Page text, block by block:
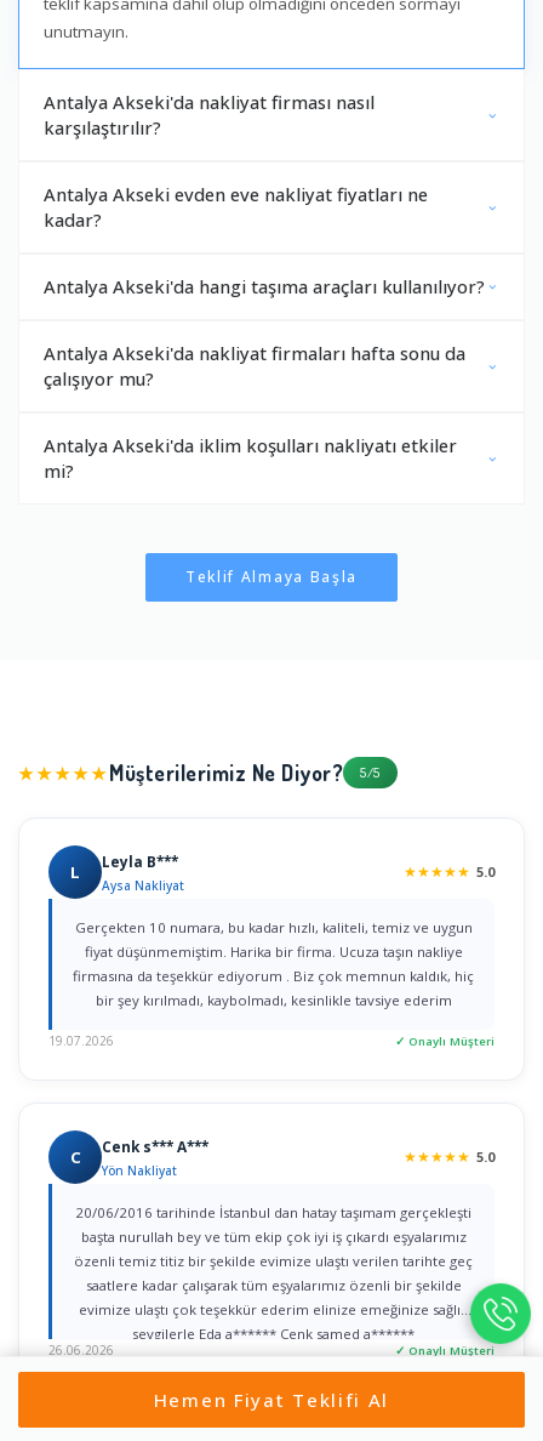
unutmayın.
Antalya Akseki'da nakliyat firması nasıl
karşılaştırılır?
Antalya Akseki evden eve nakliyat fiyatları ne
kadar?
Antalya Akseki'da hangi taşıma araçları kullanılıyor?
Antalya Akseki'da nakliyat firmaları hafta sonu da
çalışıyor mu?
Antalya Akseki'da iklim koşulları nakliyatı etkiler
mi?
Teklif Almaya Başla
★★★★★Müşterilerimiz Ne Diyor? 5/5
L Leyla B***
Aysa Nakliyat
★★★★★ 5.0
Gerçekten 10 numara, bu kadar hızlı, kaliteli, temiz ve uygun
fiyat düşünmemiştim. Harika bir firma. Ucuza taşın nakliye
firmasına da teşekkür ediyorum . Biz çok memnun kaldık, hiç
bir şey kırılmadı, kaybolmadı, kesinlikle tavsiye ederim
19.07.2026 ✓ Onaylı Müşteri
C Cenk s*** A***
Yön Nakliyat
★★★★★ 5.0
20/06/2016 tarihinde İstanbul dan hatay taşımam gerçekleşti
başta nurullah bey ve tüm ekip çok iyi iş çıkardı eşyalarımız
özenli temiz titiz bir şekilde evimize ulaştı verilen tarihte geç
saatlere kadar çalışarak tüm eşyalarımız özenli bir şekilde
evimize ulaştı çok teşekkür ederim elinize emeğinize sağlık
sevgilerle Eda a****** Cenk samed a******
26.06.2026 ✓ Onaylı Müşteri
Hemen Fiyat Teklifi Al